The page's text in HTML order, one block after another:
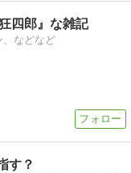
四郎』な雑記
、などなど
す？